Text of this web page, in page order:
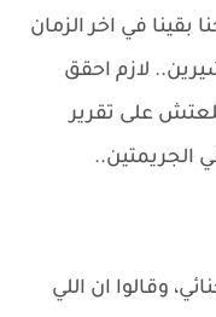
في اخر الزمان
لازم احقق
على تقرير
الجريمتين..
وقالوا ان اللي